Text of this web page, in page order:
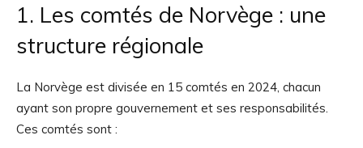
1. Les comtés de Norvège : une
structure régionale
La Norvège est divisée en 15 comtés en 2024, chacun
ayant son propre gouvernement et ses responsabilités.
Ces comtés sont :